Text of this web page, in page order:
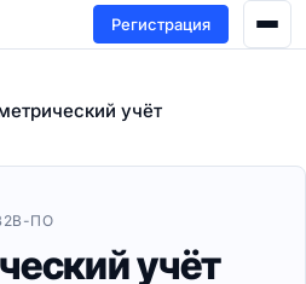
Регистрация
учёт
ПО
учёт